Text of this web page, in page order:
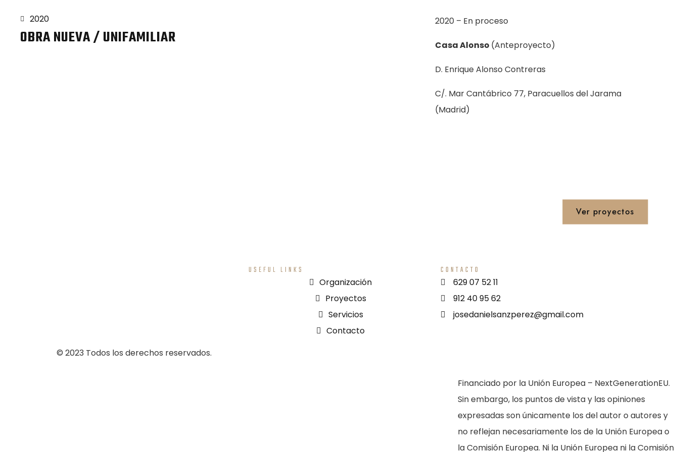
2020
OBRA NUEVA / UNIFAMILIAR
2020 – En proceso
Casa Alonso (Anteproyecto)
D. Enrique Alonso Contreras
C/. Mar Cantábrico 77, Paracuellos del Jarama
(Madrid)
Ver proyectos
USEFUL LINKS
Organización
Proyectos
Servicios
Contacto
CONTACTO
629 07 52 11
912 40 95 62
josedanielsanzperez@gmail.com
© 2023 Todos los derechos reservados.
Financiado por la Unión Europea – NextGenerationEU.
Sin embargo, los puntos de vista y las opiniones
expresadas son únicamente los del autor o autores y
no reflejan necesariamente los de la Unión Europea o
la Comisión Europea. Ni la Unión Europea ni la Comisión